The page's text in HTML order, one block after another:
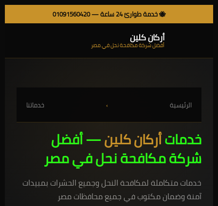
🐝 خدمة طوارئ 24 ساعة — 01091560420
أركان كلين
أفضل شركة مكافحة نحل في مصر
الرئيسية › خدماتنا
خدماتأركان كلين— أفضل
شركة مكافحة نحل في مصر
خدمات متكاملة لمكافحة النحل وجميع الحشرات بمبيدات
آمنة وضمان مكتوب في جميع محافظات مصر